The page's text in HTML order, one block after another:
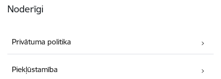
Noderīgi
Privātuma politika
Piekļūstamība